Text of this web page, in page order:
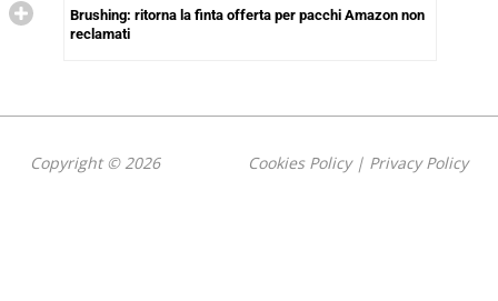
Brushing: ritorna la finta offerta per pacchi Amazon non
reclamati
Copyright © 2026 Cookies Policy| Privacy Policy